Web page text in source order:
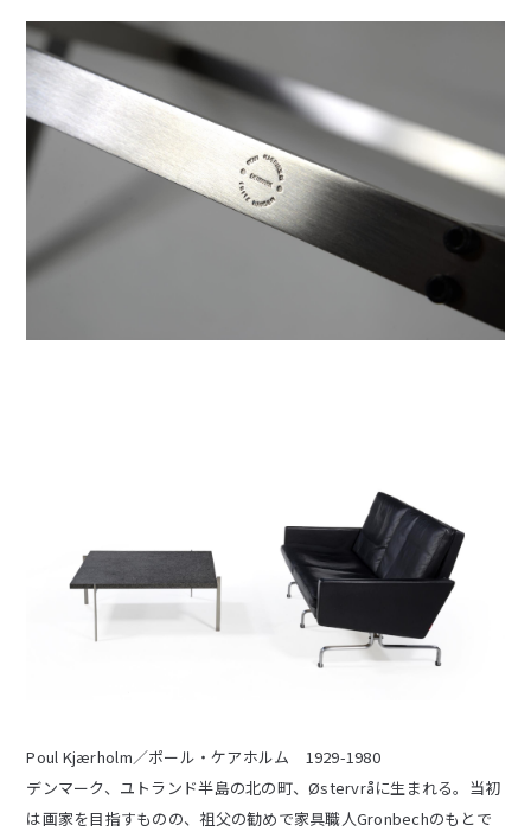
Poul Kjærholm／ポール・ケアホルム 1929-1980
デンマーク、ユトランド半島の北の町、Østervråに生まれる。当初
は画家を目指すものの、祖父の勧めで家具職人Gronbechのもとで